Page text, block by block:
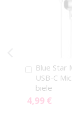
Blue Star
USB-C
biele
4,99 €
Pridať
do
košíka